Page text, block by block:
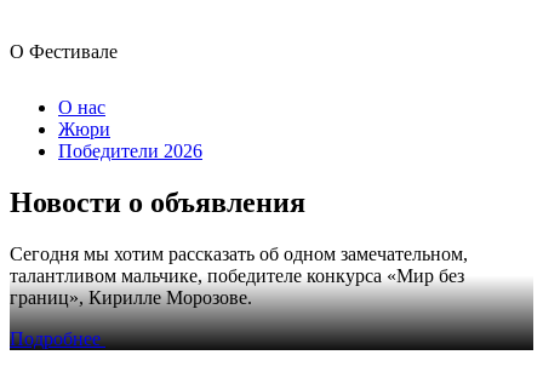
О Фестивале
О нас
Жюри
Победители 2026
Новости о объявления
Сегодня мы хотим рассказать об одном замечательном,
талантливом мальчике, победителе конкурса «Мир без
границ», Кирилле Морозове.
Подробнее